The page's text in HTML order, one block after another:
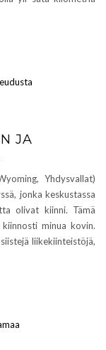
JA
Yhdysvallat)
jonka keskustassa
olivat kiinni. Tämä
minua kovin.
liikekiinteistöjä,